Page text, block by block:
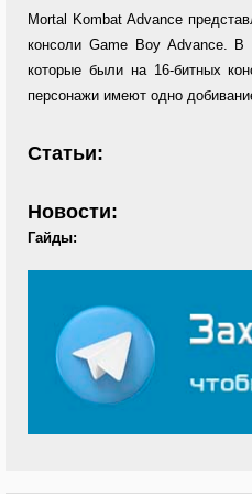
Mortal Kombat Advance
консоли Game Boy Advance. В
которые были на 16-битных
персонажи имеют одно
Статьи:
Новости:
Гайды: